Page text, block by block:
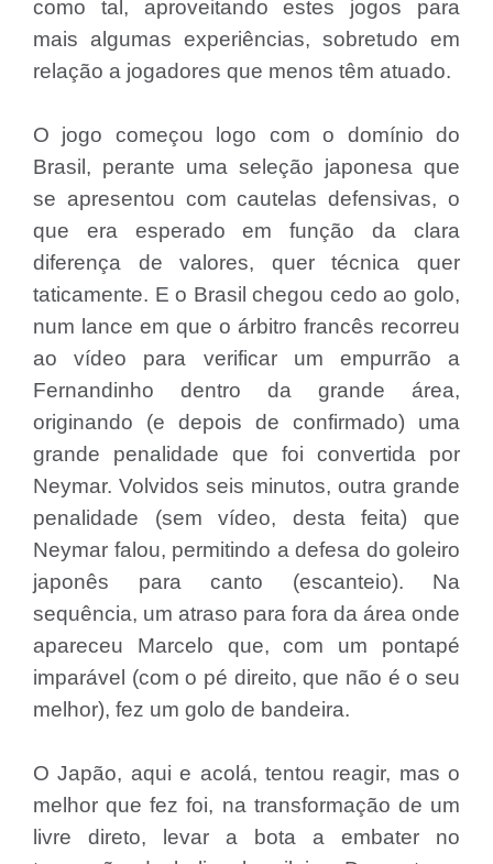
como tal, aproveitando estes jogos para
mais algumas experiências, sobretudo em
relação a jogadores que menos têm atuado.
O jogo começou logo com o domínio do
Brasil, perante uma seleção japonesa que
se apresentou com cautelas defensivas, o
que era esperado em função da clara
diferença de valores, quer técnica quer
taticamente. E o Brasil chegou cedo ao golo,
num lance em que o árbitro francês recorreu
ao vídeo para verificar um empurrão a
Fernandinho dentro da grande área,
originando (e depois de confirmado) uma
grande penalidade que foi convertida por
Neymar. Volvidos seis minutos, outra grande
penalidade (sem vídeo, desta feita) que
Neymar falou, permitindo a defesa do goleiro
japonês para canto (escanteio). Na
sequência, um atraso para fora da área onde
apareceu Marcelo que, com um pontapé
imparável (com o pé direito, que não é o seu
melhor), fez um golo de bandeira.
O Japão, aqui e acolá, tentou reagir, mas o
melhor que fez foi, na transformação de um
livre direto, levar a bota a embater no